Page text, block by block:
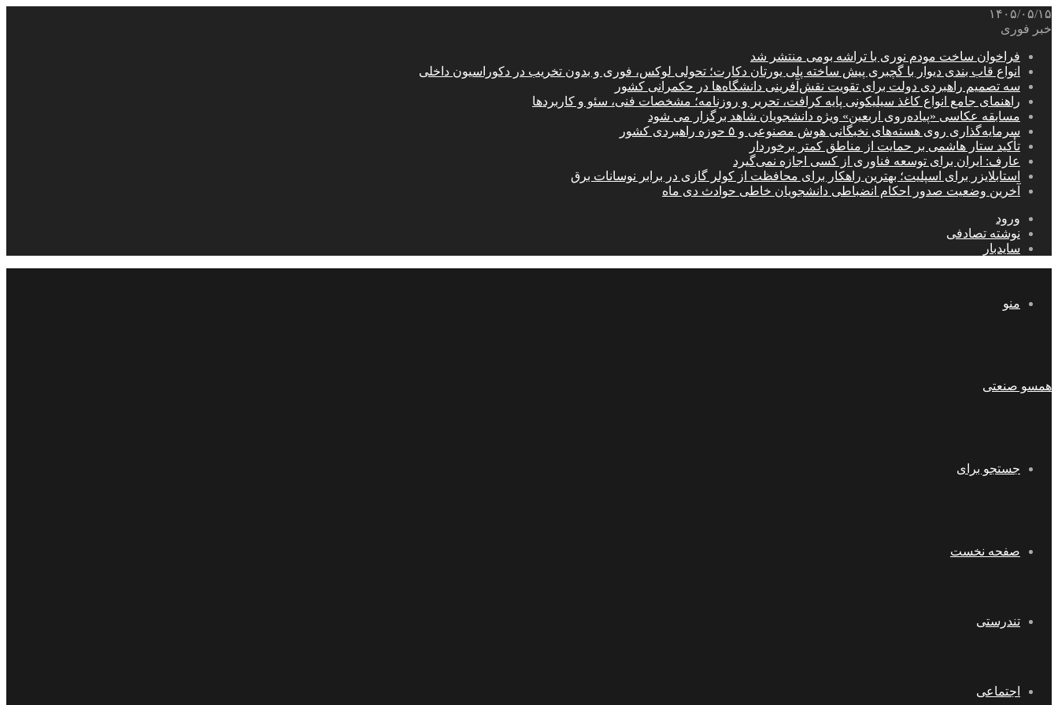
۱۴۰۵/۰۵/۱۵
خبر فوری
فراخوان ساخت مودم نوری با تراشه بومی منتشر شد
انواع قاب بندی دیوار با گچبری پیش ساخته پلی یورتان دکارت؛ تحولی لوکس، فوری و بدون تخریب در دکوراسیون داخلی
سه تصمیم راهبردی دولت برای تقویت نقش‌آفرینی دانشگاه‌ها در حکمرانی کشور
راهنمای جامع انواع کاغذ سیلیکونی پایه کرافت، تحریر و روزنامه؛ مشخصات فنی، سئو و کاربردها
مسابقه عکاسی «پیاده‌روی اربعین» ویژه دانشجویان شاهد برگزار می شود
سرمایه‌گذاری روی هسته‌های نخبگانی هوش مصنوعی و ۵ حوزه راهبردی کشور
تأکید ستار هاشمی بر حمایت از مناطق کمتر برخوردار
عارف: ایران برای توسعه فناوری از کسی اجازه نمی‌گیرد
استابلایزر برای اسپلیت؛ بهترین راهکار برای محافظت از کولر گازی در برابر نوسانات برق
آخرین وضعیت صدور احکام انضباطی دانشجویان خاطی حوادث دی ماه
ورود
نوشته تصادفی
سایدبار
منو
همسو صنعتی
جستجو برای
صفحه نخست
تندرستی
اجتماعی